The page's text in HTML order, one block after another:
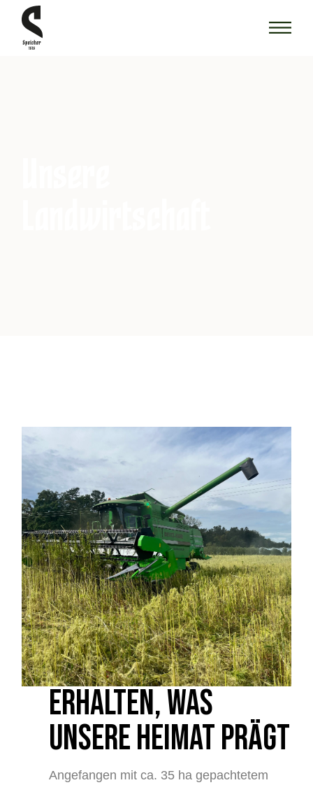
ERHALTEN, WAS
UNSERE HEIMAT PRÄGT
Angefangen mit ca. 35 ha gepachtetem